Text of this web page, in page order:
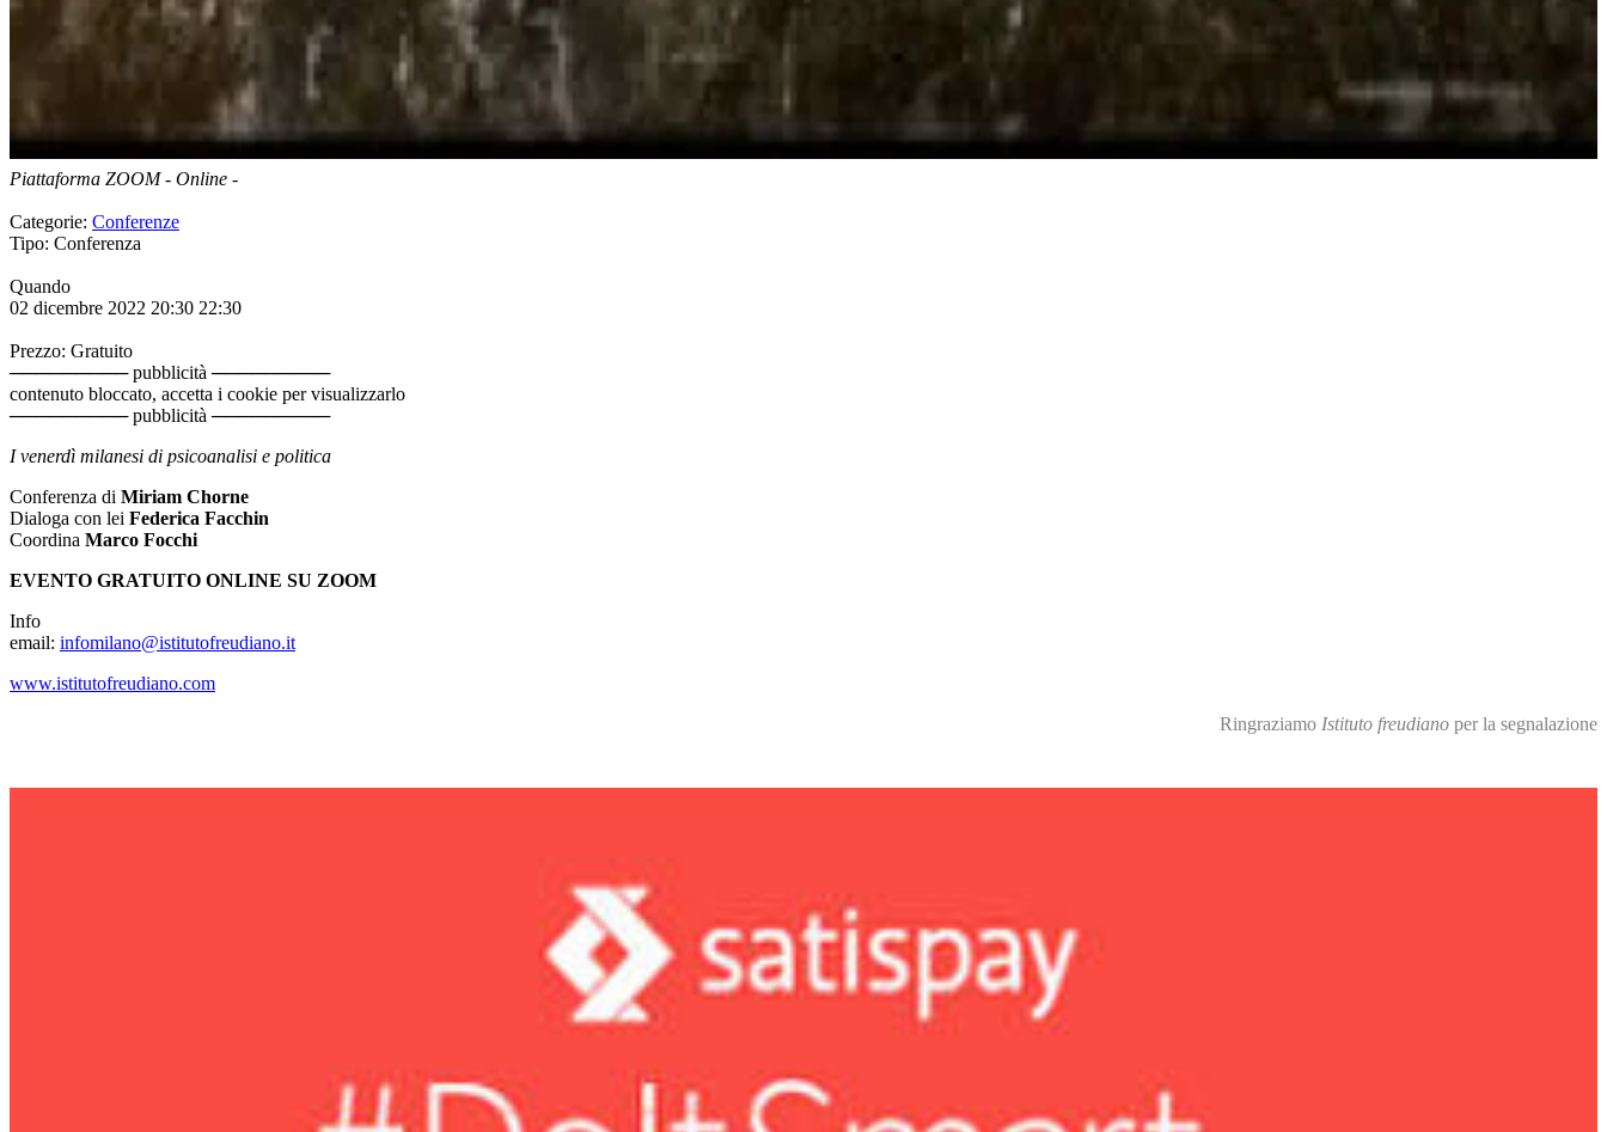
Piattaforma ZOOM- Online -
Categorie: Conferenze
Tipo: Conferenza
Quando
02 dicembre 2022 20:30 22:30
Prezzo: Gratuito
───────── pubblicità ─────────
contenuto bloccato, accetta i cookie per visualizzarlo
───────── pubblicità ─────────
I venerdì milanesi di psicoanalisi e politica
Conferenza di Miriam Chorne
Dialoga con lei Federica Facchin
Coordina Marco Focchi
EVENTO GRATUITO ONLINE SU ZOOM
Info
email: infomilano@istitutofreudiano.it
www.istitutofreudiano.com
Ringraziamo Istituto freudiano per la segnalazione